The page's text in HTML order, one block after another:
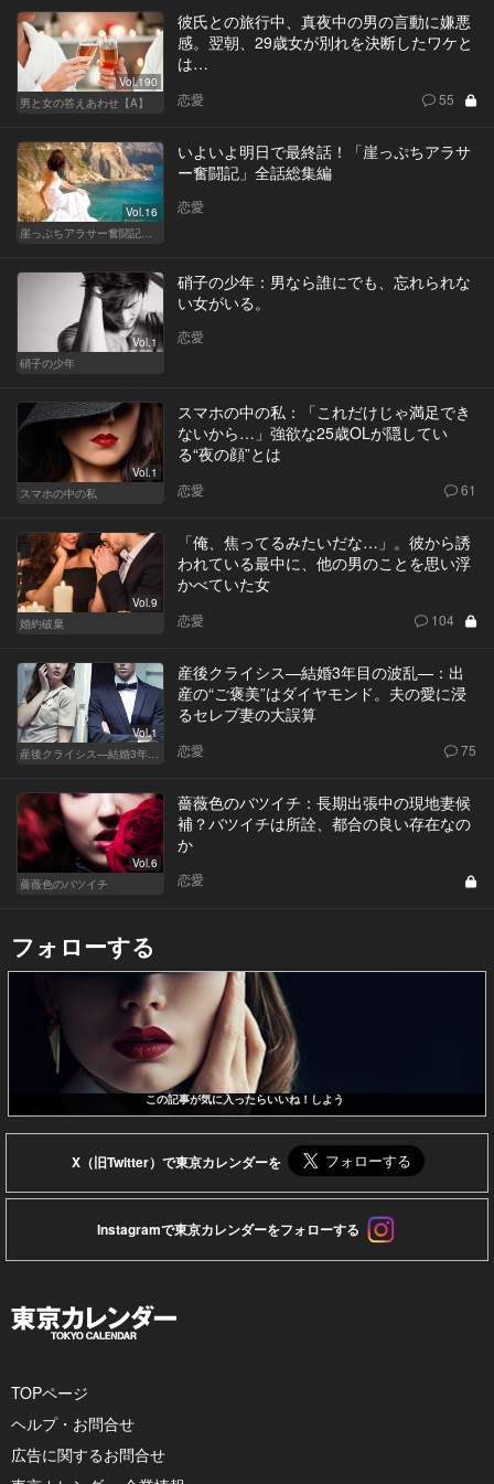
Vol.190
男と女の答えあわせ【A】
彼氏との旅行中、真夜中の男の言動に嫌悪
感。翌朝、29歳女が別れを決断したワケと
は…
恋愛 55
Vol.16
崖っぷちアラサー奮闘記 written by 内埜さくら
いよいよ明日で最終話！「崖っぷちアラサ
ー奮闘記」全話総集編
恋愛
Vol.1
硝子の少年
硝子の少年：男なら誰にでも、忘れられな
い女がいる。
恋愛
Vol.1
スマホの中の私
スマホの中の私：「これだけじゃ満足でき
ないから…」強欲な25歳OLが隠してい
る“夜の顔”とは
恋愛 61
Vol.9
婚約破棄
「俺、焦ってるみたいだな…」。彼から誘
われている最中に、他の男のことを思い浮
かべていた女
恋愛 104
Vol.1
産後クライシス—結婚3年目の波乱—
産後クライシス—結婚3年目の波乱—：出
産の“ご褒美”はダイヤモンド。夫の愛に浸
るセレブ妻の大誤算
恋愛 75
Vol.6
薔薇色のバツイチ
薔薇色のバツイチ：長期出張中の現地妻候
補？バツイチは所詮、都合の良い存在なの
か
恋愛
フォローする
この記事が気に入ったらいいね！しよう
X（旧Twitter）で東京カレンダーを
Instagramで東京カレンダーをフォローする
TOPページ
ヘルプ・お問合せ
広告に関するお問合せ